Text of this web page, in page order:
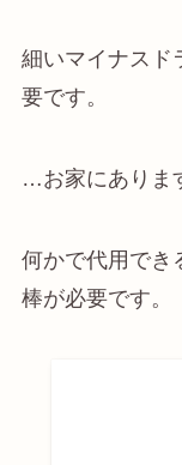
細いマイナスド
要です。
…お家にありま
何かで代用でき
棒が必要です。